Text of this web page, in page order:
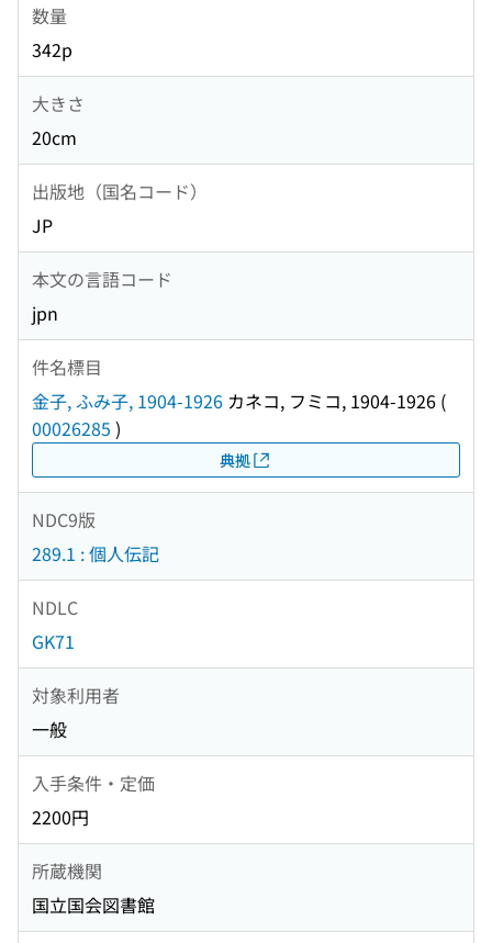
数量
342p
大きさ
20cm
出版地（国名コード）
JP
本文の言語コード
jpn
件名標目
金子, ふみ子, 1904-1926 カネコ, フミコ, 1904-1926 (
00026285 )
典拠
NDC9版
289.1 : 個人伝記
NDLC
GK71
対象利用者
一般
入手条件・定価
2200円
所蔵機関
国立国会図書館